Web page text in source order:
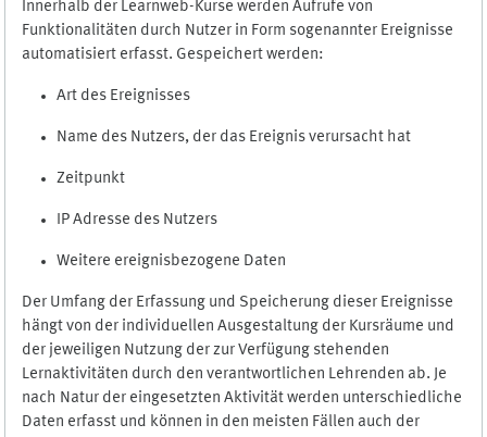
Innerhalb der Learnweb-Kurse werden Aufrufe von
Funktionalitäten durch Nutzer in Form sogenannter Ereignisse
automatisiert erfasst. Gespeichert werden:
Art des Ereignisses
Name des Nutzers, der das Ereignis verursacht hat
Zeitpunkt
IP Adresse des Nutzers
Weitere ereignisbezogene Daten
Der Umfang der Erfassung und Speicherung dieser Ereignisse
hängt von der individuellen Ausgestaltung der Kursräume und
der jeweiligen Nutzung der zur Verfügung stehenden
Lernaktivitäten durch den verantwortlichen Lehrenden ab. Je
nach Natur der eingesetzten Aktivität werden unterschiedliche
Daten erfasst und können in den meisten Fällen auch der